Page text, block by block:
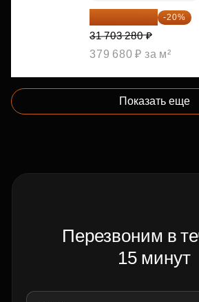
25 362 624 ₽ -20%
31 703 280 ₽
379 680 ₽ за м²
Показать еще
Перезвоним в
15 минут